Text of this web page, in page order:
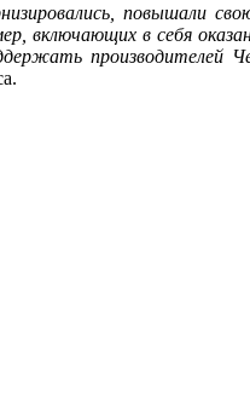
повышали
включающих в себя
производителей